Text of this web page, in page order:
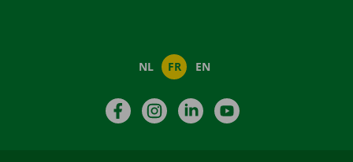
NL FR EN
FacebookInstagramLinkedIn